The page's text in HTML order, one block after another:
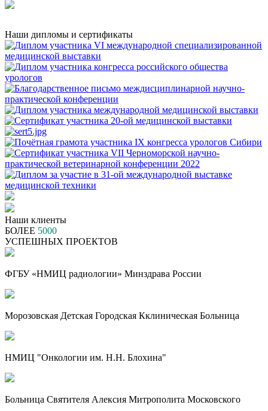
Наши дипломы и сертификаты
Наши клиенты
БОЛЕЕ 5000
УСПЕШНЫХ ПРОЕКТОВ
ФГБУ «НМИЦ радиологии» Минздрава России
Морозовская Детская Городская Кклиническая Больница
НМИЦ "Онкологии им. Н.Н. Блохина"
Больница Святителя Алексия Митрополита Московского